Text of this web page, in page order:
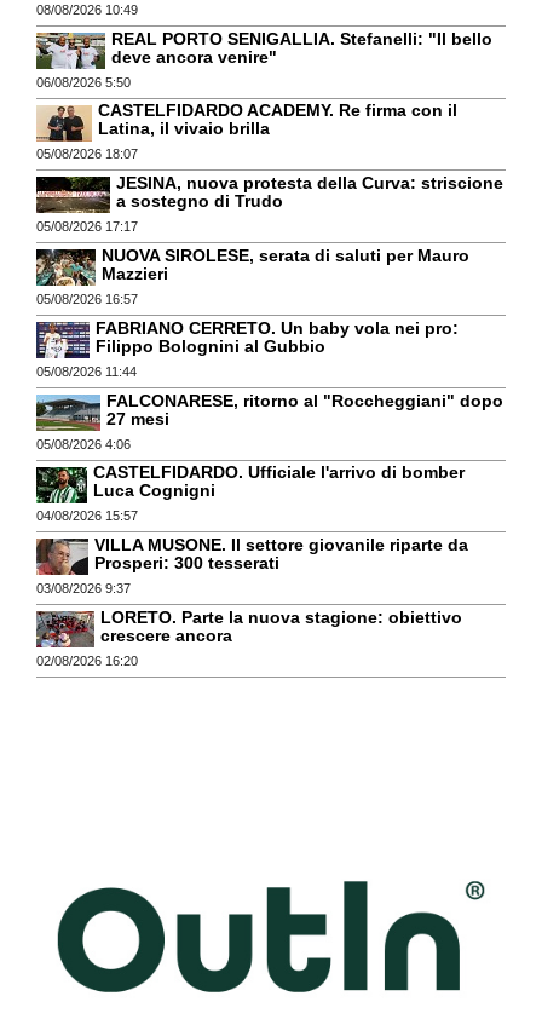
08/08/2026 10:49
REAL PORTO SENIGALLIA. Stefanelli: "Il bello
deve ancora venire"
06/08/2026 5:50
CASTELFIDARDO ACADEMY. Re firma con il
Latina, il vivaio brilla
05/08/2026 18:07
JESINA, nuova protesta della Curva: striscione
a sostegno di Trudo
05/08/2026 17:17
NUOVA SIROLESE, serata di saluti per Mauro
Mazzieri
05/08/2026 16:57
FABRIANO CERRETO. Un baby vola nei pro:
Filippo Bolognini al Gubbio
05/08/2026 11:44
FALCONARESE, ritorno al "Roccheggiani" dopo
27 mesi
05/08/2026 4:06
CASTELFIDARDO. Ufficiale l'arrivo di bomber
Luca Cognigni
04/08/2026 15:57
VILLA MUSONE. Il settore giovanile riparte da
Prosperi: 300 tesserati
03/08/2026 9:37
LORETO. Parte la nuova stagione: obiettivo
crescere ancora
02/08/2026 16:20